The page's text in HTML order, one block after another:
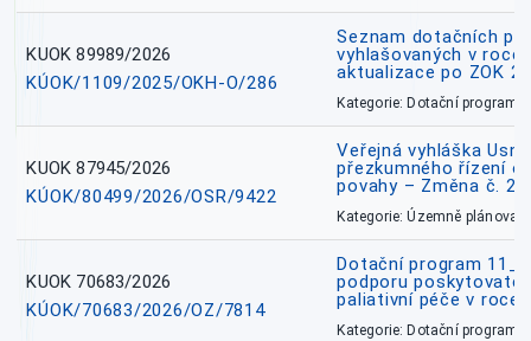
KUOK 89989/2026
KÚOK/1109/2025/OKH-O/286
Seznam dotačních
vyhlašovaných v roce
aktualizace po ZOK
Kategorie: Dotační
KUOK 87945/2026
KÚOK/80499/2026/OSR/9422
Veřejná vyhláška
přezkumného řízení
povahy – Změna č. 2
Kategorie: Územně
KUOK 70683/2026
KÚOK/70683/2026/OZ/7814
Dotační program
podporu
paliativní péče v roce
Kategorie: Dotační